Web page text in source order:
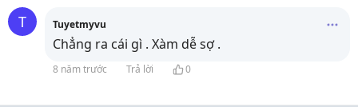
T Tuyetmyvu
Chẳng ra cái gì . Xàm dễ sợ .
8 năm trước Trả lời 0